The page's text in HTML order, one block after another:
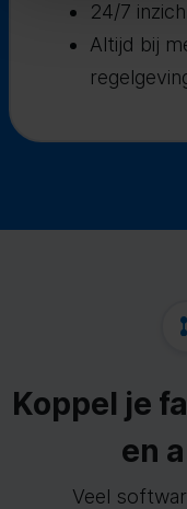
24/7
Altijd bij
Koppel je
en
Veel